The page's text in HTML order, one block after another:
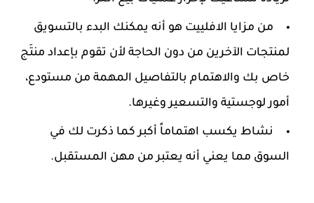
من مزايا الافلييت هو أنه يمكنك البدء بالتسويق
لمنتجات الآخرين من دون الحاجة لأن تقوم بإعداد منتَج
خاص بك والاهتمام بالتفاصيل المهمة من مستودع،
أمور لوجستية والتسعير وغيرها.
نشاط يكسب اهتماماً أكبر كما ذكرت لك في
السوق مما يعني أنه يعتبر من مهن المستقبل.